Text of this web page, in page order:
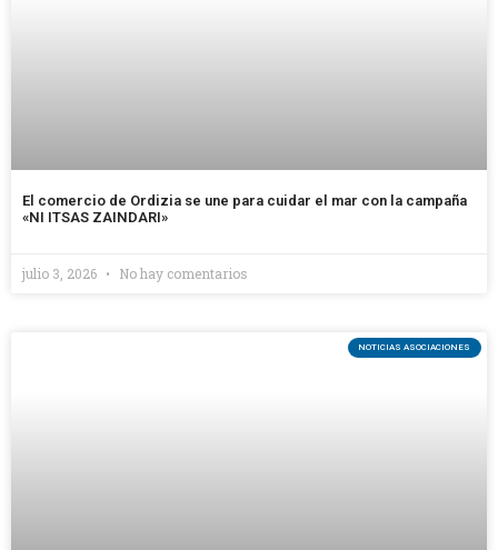
El comercio de Ordizia se une para cuidar el mar con la campaña
«NI ITSAS ZAINDARI»
julio 3, 2026 No hay comentarios
NOTICIAS ASOCIACIONES